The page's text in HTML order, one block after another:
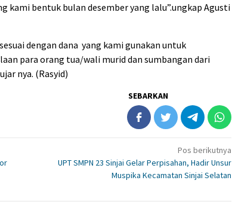
kami bentuk bulan desember yang lalu”.ungkap Agusti
dengan dana yang kami gunakan untuk
para orang tua/wali murid dan sumbangan dari
nya. (Rasyid)
SEBARKAN
Pos berikutnya
UPT SMPN 23 Sinjai Gelar Perpisahan, Hadir Unsur
Muspika Kecamatan Sinjai Selatan